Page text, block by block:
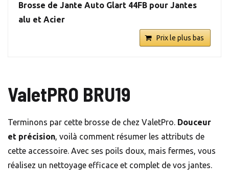
Brosse de Jante Auto Glart 44FB pour Jantes
alu et Acier
Prix le plus bas
ValetPRO BRU19
Terminons par cette brosse de chez ValetPro. Douceur
et précision, voilà comment résumer les attributs de
cette accessoire. Avec ses poils doux, mais fermes, vous
réalisez un nettoyage efficace et complet de vos jantes.